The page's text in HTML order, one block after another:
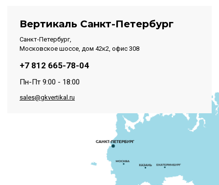
Вертикаль Санкт-Петербург
Санкт-Петербург,
Московское шоссе, дом 42к2, офис 308
+7 812 665-78-04
Пн-Пт 9:00 - 18:00
sales@gkvertikal.ru